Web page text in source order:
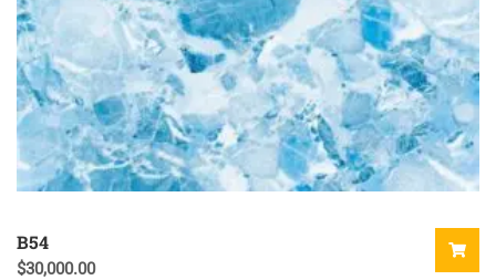
B54
$30,000.00